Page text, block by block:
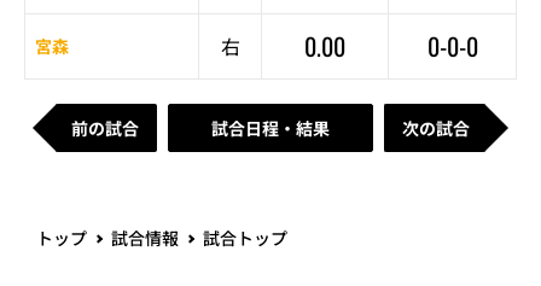
宮森 右 0.00 0-0-0
前の試合 試合日程・結果 次の試合
トップ 試合情報 試合トップ